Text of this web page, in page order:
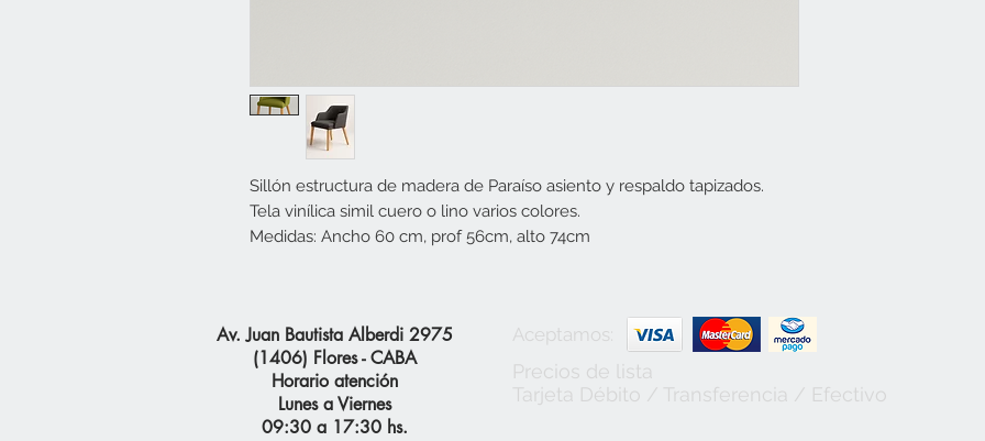
Sillón estructura de madera de Paraíso asiento y respaldo tapizados.
Tela vinílica simil cuero o lino varios colores.
Medidas: Ancho 60 cm, prof 56cm, alto 74cm
Av. Juan Bautista Alberdi 2975
(1406) Flores - CABA
Horario atención
Lunes a Viernes
09:30 a 17:30 hs.
Aceptamos:
Precios de lista
Tarjeta Débito / Transferencia / Efectivo